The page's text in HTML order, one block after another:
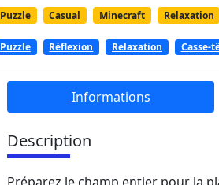
Puzzle Casual Minecraft Relaxation
Puzzle Réflexion Relaxation Casse-
Informations
Description